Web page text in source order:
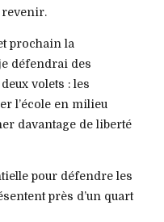
revenir.
prochain la
défendrai des
volets : les
l’école en milieu
davantage de liberté
pour défendre les
près d’un quart